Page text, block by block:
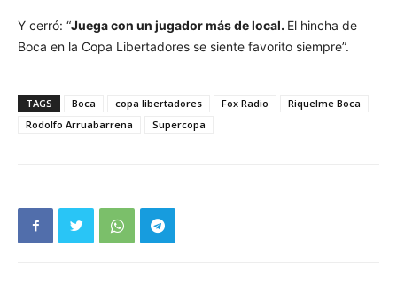
Y cerró: “Juega con un jugador más de local. El hincha de
Boca en la Copa Libertadores se siente favorito siempre”.
TAGS Boca copa libertadores Fox Radio
Riquelme Boca
Rodolfo Arruabarrena
Supercopa